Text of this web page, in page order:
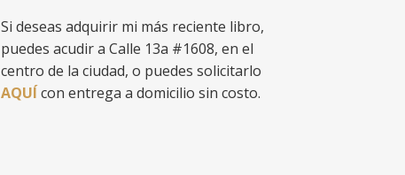
Si deseas adquirir mi más reciente libro,
puedes acudir a Calle 13a #1608, en el
centro de la ciudad, o puedes solicitarlo
AQUÍcon entrega a domicilio sin costo.